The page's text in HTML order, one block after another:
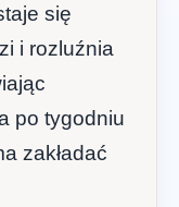
się
i rozluźnia
po tygodniu
zakładać